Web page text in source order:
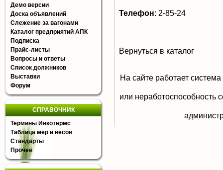
Демо версии
Доска объявлений
Слежение за вагонами
Каталог предприятий АПК
Подписка
Прайс-листы
Вопросы и ответы
Список должников
Выставки
Форум
СПРАВОЧНИК
Термины Инкотермс
Таблица мер и весов
Стандарты
Прочее
Телефон: 2-85-24
Вернуться в каталог
На сайте работает
или неработоспособность